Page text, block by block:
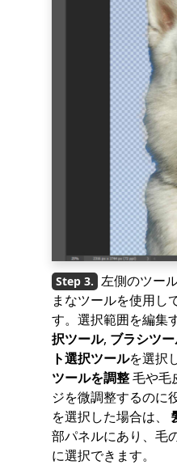
左側のツー
まなツールを使用し
す。選択範囲を編集
択ツール, ブラシツー
ト選択ツールを選択
ツールを調整毛や毛
ジを微調整するのに
を選択した場合は、
部パネルにあり、毛
に選択できます。